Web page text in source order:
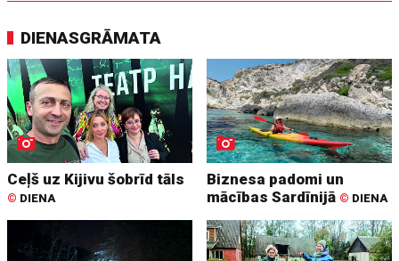
DIENASGRĀMATA
Ceļš uz Kijivu šobrīd tāls
© DIENA
Biznesa padomi un
mācības Sardīnijā © DIENA